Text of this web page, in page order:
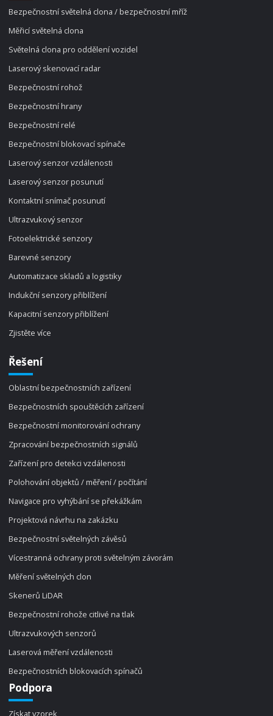
Bezpečnostní světelná clona / bezpečnostní mříž
Měřicí světelná clona
Světelná clona pro oddělení vozidel
Laserový skenovací radar
Bezpečnostní rohož
Bezpečnostní hrany
Bezpečnostní relé
Bezpečnostní blokovací spínače
Laserový senzor vzdálenosti
Laserový senzor posunutí
Kontaktní snímač posunutí
Ultrazvukový senzor
Fotoelektrické senzory
Barevné senzory
Automatizace skladů a logistiky
Indukční senzory přiblížení
Kapacitní senzory přiblížení
Zjistěte více
Řešení
Oblastní bezpečnostních zařízení
Bezpečnostních spouštěcích zařízení
Bezpečnostní monitorování ochrany
Zpracování bezpečnostních signálů
Zařízení pro detekci vzdálenosti
Polohování objektů / měření / počítání
Navigace pro vyhýbání se překážkám
Projektová návrhu na zakázku
Bezpečnostní světelných závěsů
Vícestranná ochrany proti světelným závorám
Měření světelných clon
Skenerů LiDAR
Bezpečnostní rohože citlivé na tlak
Ultrazvukových senzorů
Laserová měření vzdálenosti
Bezpečnostních blokovacích spínačů
Podpora
Získat vzorek